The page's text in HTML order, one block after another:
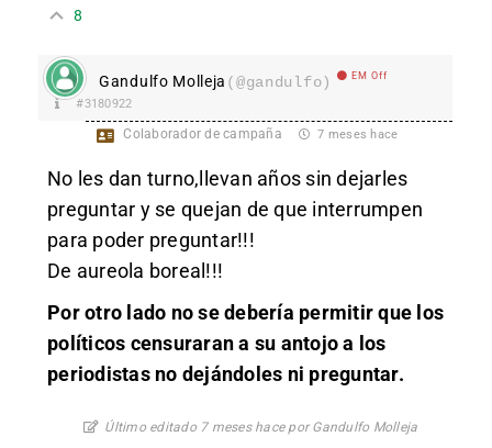
8
Gandulfo Molleja (@gandulfo) EM Off
#3180922
Colaborador de campaña 7 meses hace
No les dan turno,llevan años sin dejarles
preguntar y se quejan de que interrumpen
para poder preguntar!!!
De aureola boreal!!!
Por otro lado no se debería permitir que los
políticos censuraran a su antojo a los
periodistas no dejándoles ni preguntar.
Último editado 7 meses hace por Gandulfo Molleja